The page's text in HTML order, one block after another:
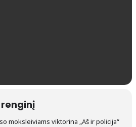
moksleiviams viktorina „Aš ir policija“